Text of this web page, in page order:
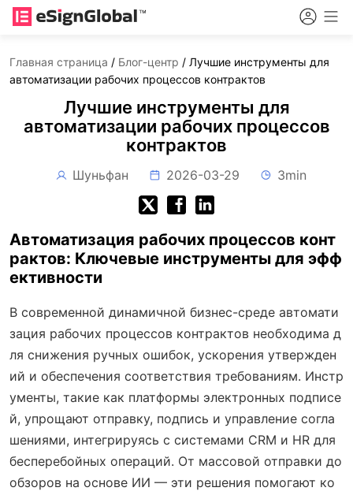
Главная страница / Блог-центр / Лучшие инструменты для
автоматизации рабочих процессов контрактов
Лучшие инструменты для
автоматизации рабочих процессов
контрактов
Шуньфан 2026-03-29 3min
Автоматизация рабочих процессов конт
рактов: Ключевые инструменты для эфф
ективности
В современной динамичной бизнес-среде автомати
зация рабочих процессов контрактов необходима д
ля снижения ручных ошибок, ускорения утвержден
ий и обеспечения соответствия требованиям. Инстр
ументы, такие как платформы электронных подписе
й, упрощают отправку, подпись и управление согла
шениями, интегрируясь с системами CRM и HR для
бесперебойных операций. От массовой отправки до
обзоров на основе ИИ — эти решения помогают ко